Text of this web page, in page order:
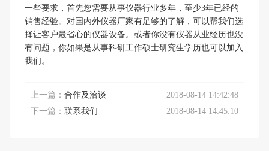
一些要求，首先您需要从事仪器行业多年，至少3年已经的
销售经验。对国内外仪器厂家有足够的了解，可以帮我们选
择让客户最省心的仪器设备。或者你没有仪器从业经历也没
有问题，你如果是从事科研工作硕士研究生学历也可以加入
我们。
上一篇： 合作及洽谈
2018-08-14 14:42:48
下一篇： 联系我们 2018-08-14 14:45:10